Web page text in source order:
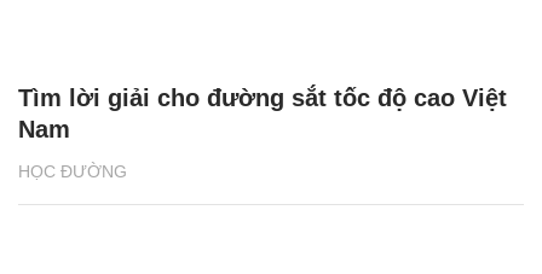
HỌC ĐƯỜNG
Tìm lời giải cho đường sắt tốc độ cao Việt
Nam